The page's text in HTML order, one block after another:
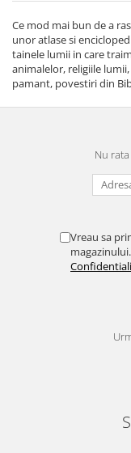
Ce mod mai bun de a
unor atlase si
tainele lumii in care
animalelor, religiile
pamant, povestiri din
Nu
Vreau sa